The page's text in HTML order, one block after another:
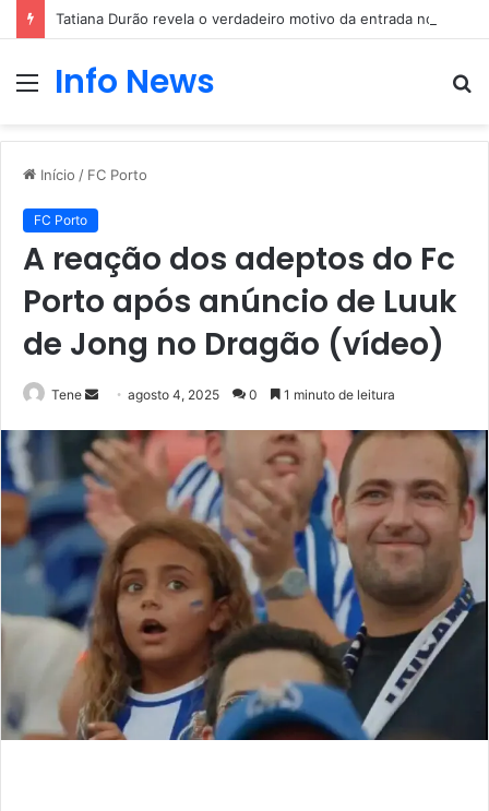
Menu
Info News
Início / FC Porto
FC Porto
A reação dos adeptos do Fc
Porto após anúncio de Luuk
de Jong no Dragão (vídeo)
Tene
Mande
e-
mail
agosto 4, 2025 0 1 minuto de leitura